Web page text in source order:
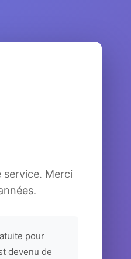
Merci
pour
devenu de